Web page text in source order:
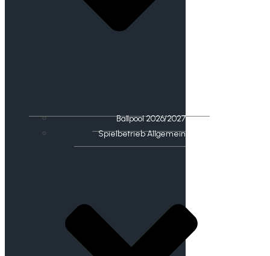
Ballpool 2026/2027
Spielbetrieb Allgemein